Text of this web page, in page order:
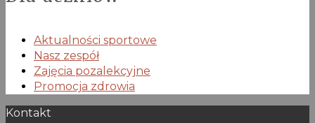
Aktualności sportowe
Nasz zespół
Zajęcia pozalekcyjne
Promocja zdrowia
Kontakt